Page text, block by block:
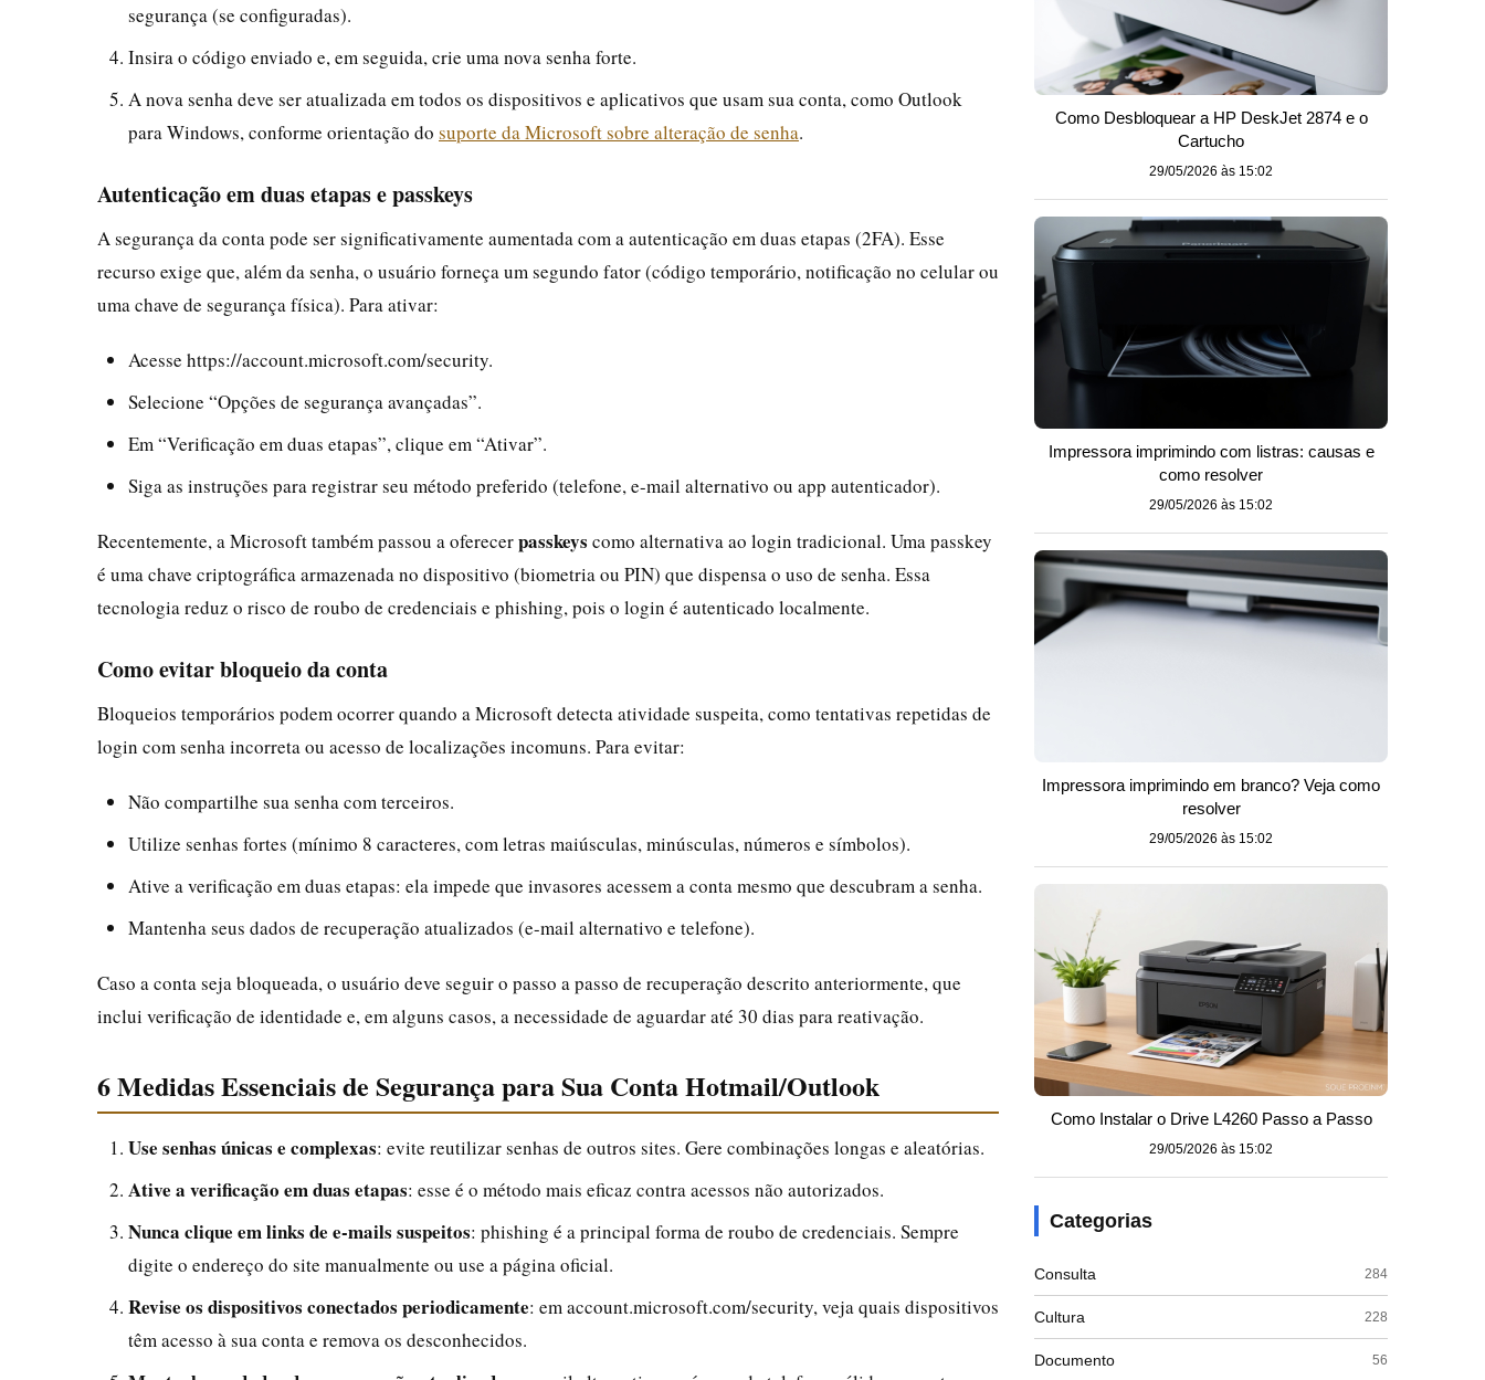
segurança (se configuradas).
Insira o código enviado e, em seguida, crie uma nova senha forte.
A nova senha deve ser atualizada em todos os dispositivos e aplicativos que usam sua conta, como Outlook
para Windows, conforme orientação do suporte da Microsoft sobre alteração de senha.
Autenticação em duas etapas e passkeys
A segurança da conta pode ser significativamente aumentada com a autenticação em duas etapas (2FA). Esse
recurso exige que, além da senha, o usuário forneça um segundo fator (código temporário, notificação no celular ou
uma chave de segurança física). Para ativar:
Acesse https://account.microsoft.com/security.
Selecione “Opções de segurança avançadas”.
Em “Verificação em duas etapas”, clique em “Ativar”.
Siga as instruções para registrar seu método preferido (telefone, e-mail alternativo ou app autenticador).
Recentemente, a Microsoft também passou a oferecerpasskeys como alternativa ao login tradicional. Uma passkey
é uma chave criptográfica armazenada no dispositivo (biometria ou PIN) que dispensa o uso de senha. Essa
tecnologia reduz o risco de roubo de credenciais e phishing, pois o login é autenticado localmente.
Como evitar bloqueio da conta
Bloqueios temporários podem ocorrer quando a Microsoft detecta atividade suspeita, como tentativas repetidas de
login com senha incorreta ou acesso de localizações incomuns. Para evitar:
Não compartilhe sua senha com terceiros.
Utilize senhas fortes (mínimo 8 caracteres, com letras maiúsculas, minúsculas, números e símbolos).
Ative a verificação em duas etapas: ela impede que invasores acessem a conta mesmo que descubram a senha.
Mantenha seus dados de recuperação atualizados (e-mail alternativo e telefone).
Caso a conta seja bloqueada, o usuário deve seguir o passo a passo de recuperação descrito anteriormente, que
inclui verificação de identidade e, em alguns casos, a necessidade de aguardar até 30 dias para reativação.
6 Medidas Essenciais de Segurança para Sua Conta Hotmail/Outlook
Use senhas únicas e complexas: evite reutilizar senhas de outros sites. Gere combinações longas e aleatórias.
Ative a verificação em duas etapas: esse é o método mais eficaz contra acessos não autorizados.
Nunca clique em links de e-mails suspeitos: phishing é a principal forma de roubo de credenciais. Sempre
digite o endereço do site manualmente ou use a página oficial.
Revise os dispositivos conectados periodicamente: em account.microsoft.com/security, veja quais dispositivos
têm acesso à sua conta e remova os desconhecidos.
Como Desbloquear a HP DeskJet 2874 e o
Cartucho
29/05/2026 às 15:02
Impressora imprimindo com listras: causas e
como resolver
29/05/2026 às 15:02
Impressora imprimindo em branco? Veja como
resolver
29/05/2026 às 15:02
Como Instalar o Drive L4260 Passo a Passo
29/05/2026 às 15:02
Categorias
Consulta 284
Cultura 228
Documento 56